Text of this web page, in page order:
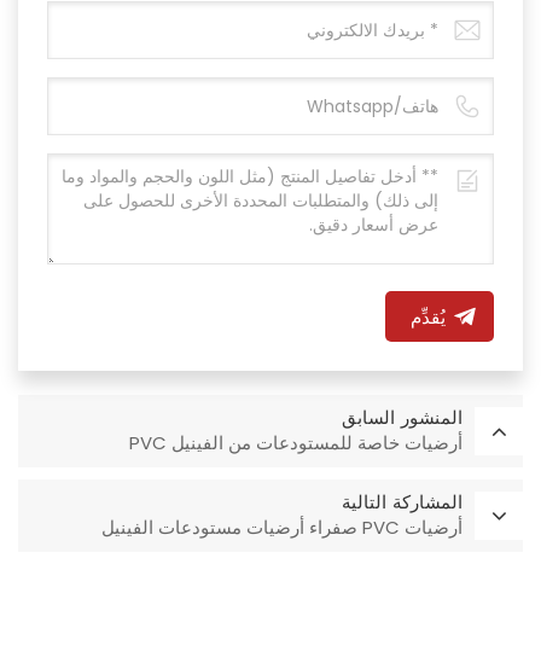
يُقدِّم
المنشور السابق
أرضيات خاصة للمستودعات من الفينيل PVC
المشاركة التالية
أرضيات PVC صفراء أرضيات مستودعات الفينيل